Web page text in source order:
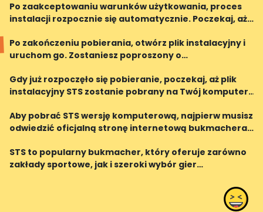
jeśli jeszcze go nie posiadasz.
Po zaakceptowaniu warunków użytkowania, proces
instalacji rozpocznie się automatycznie. Poczekaj, aż
Po zakończeniu pobierania, otwórz plik instalacyjny i
uruchom go. Zostaniesz poproszony o
je uważnie i zaakceptuj, jeśli się z nimi zgadzasz.
Gdy już rozpoczęło się pobieranie, poczekaj, aż plik
instalacyjny STS zostanie pobrany na Twój komputer.
Internetu.
Aby pobrać STS wersję komputerową, najpierw musisz
odwiedzić oficjalną stronę internetową bukmachera.
"Pobierz aplikację" lub "Pobierz wersję komputerową
STS to popularny bukmacher, który oferuje zarówno
zakłady sportowe, jak i szeroki wybór gier
chciałbyś pobrać wersję komputerową STS na swoje